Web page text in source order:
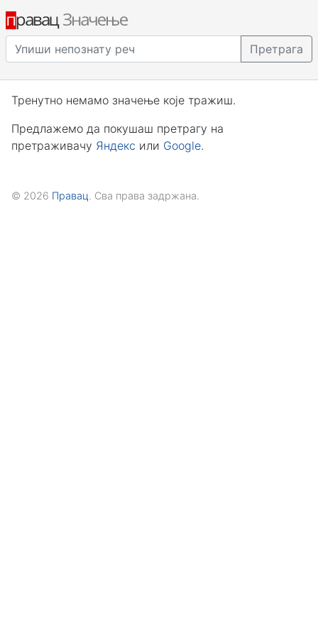
Претрага
Тренутно немамо значење које тражиш.
Предлажемо да покушаш претрагу на
претраживачу Яндекс или Google.
© 2026 Правац. Сва права задржана.